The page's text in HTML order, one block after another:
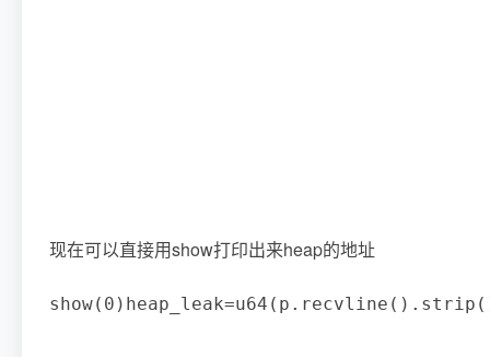
现在可以直接用show打印出来heap的地址
show( 0 ) heap_leak=u64 ( p . recvline ( ) . strip (